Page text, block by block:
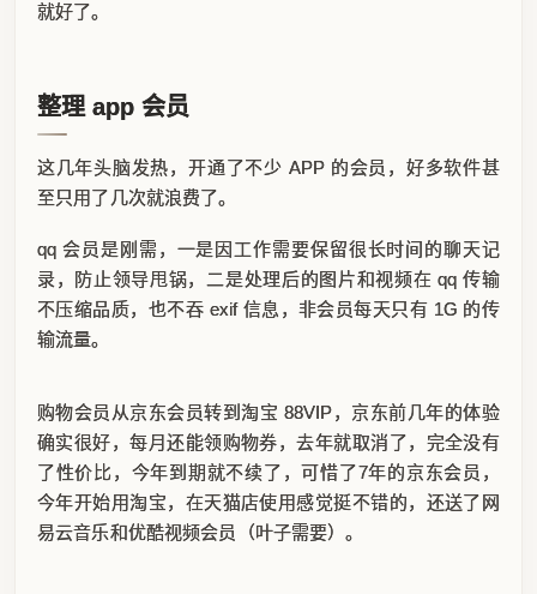
就好了。
整理 app 会员
这几年头脑发热，开通了不少 APP 的会员，好多软件甚
至只用了几次就浪费了。
qq 会员是刚需，一是因工作需要保留很长时间的聊天记
录，防止领导甩锅，二是处理后的图片和视频在 qq 传输
不压缩品质，也不吞 exif 信息，非会员每天只有 1G 的传
输流量。
购物会员从京东会员转到淘宝 88VIP，京东前几年的体验
确实很好，每月还能领购物券，去年就取消了，完全没有
了性价比，今年到期就不续了，可惜了7年的京东会员，
今年开始用淘宝，在天猫店使用感觉挺不错的，还送了网
易云音乐和优酷视频会员（叶子需要）。